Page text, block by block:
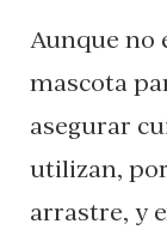
Aunque no
mascota
asegurar
utilizan,
arrastre, y